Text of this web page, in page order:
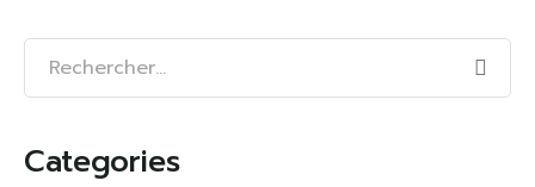
Categories